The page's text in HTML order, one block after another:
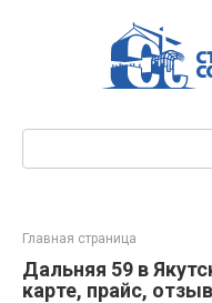
Главная страница
Дальняя 59 в
карте, прайс,